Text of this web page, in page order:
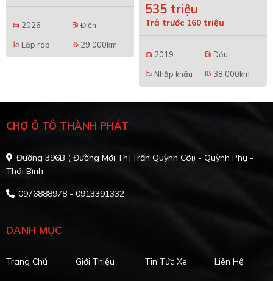
directions_car 2026 local_gas_station Điện
emoji_flags Lắp ráp edit_road 29.000km
535 triệu
Trả trước 160 triệu
directions_car 2019 local_gas_station Dầu
emoji_flags Nhập khẩu edit_road 38.000km
CHỢ Ô TÔ THÀNH PHÁT
Đường 396B ( Đường Mới Thị Trấn Quỳnh Côi) - Quỳnh Phụ -
Thái Bình
0976888978 - 0913391332
DANH MỤC
Trang Chủ Giới Thiệu Tin Tức Xe Liên Hệ